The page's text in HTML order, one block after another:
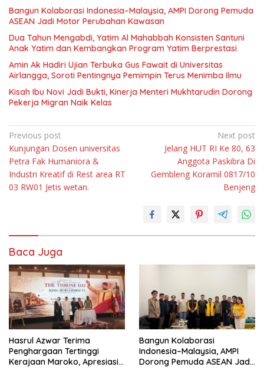
Bangun Kolaborasi Indonesia–Malaysia, AMPI Dorong Pemuda
ASEAN Jadi Motor Perubahan Kawasan
Dua Tahun Mengabdi, Yatim Al Mahabbah Konsisten Santuni
Anak Yatim dan Kembangkan Program Yatim Berprestasi
Amin Ak Hadiri Ujian Terbuka Gus Fawait di Universitas
Airlangga, Soroti Pentingnya Pemimpin Terus Menimba Ilmu
Kisah Ibu Novi Jadi Bukti, Kinerja Menteri Mukhtarudin Dorong
Pekerja Migran Naik Kelas
Navigasi
pos
Previous post
Kunjungan Dosen universitas
Petra Fak Humaniora &
Industri Kreatif di Rest area RT
03 RW01 Jetis wetan.
Next post
Jelang HUT RI Ke 80, 63
Anggota Paskibra Di
Gembleng Koramil 0817/10
Benjeng
Baca Juga
Hasrul Azwar Terima
Penghargaan Tertinggi
Kerajaan Maroko, Apresiasi
Bangun Kolaborasi
Indonesia–Malaysia, AMPI
Dorong Pemuda ASEAN Jadi